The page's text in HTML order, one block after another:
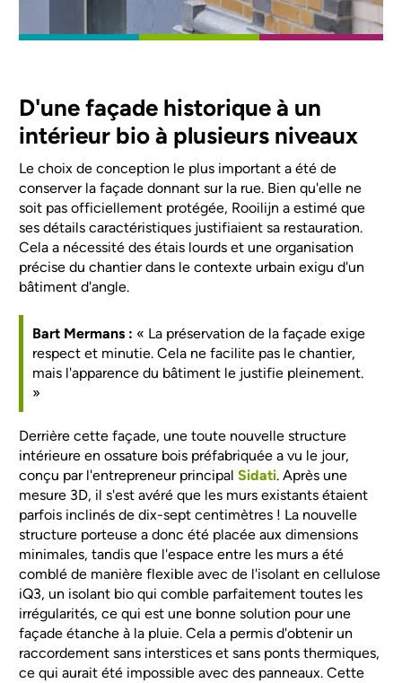
D'une façade historique à un
intérieur bio à plusieurs niveaux
Le choix de conception le plus important a été de
conserver la façade donnant sur la rue. Bien qu'elle ne
soit pas officiellement protégée, Rooilijn a estimé que
ses détails caractéristiques justifiaient sa restauration.
Cela a nécessité des étais lourds et une organisation
précise du chantier dans le contexte urbain exigu d'un
bâtiment d'angle.
Bart Mermans : « La préservation de la façade exige
respect et minutie. Cela ne facilite pas le chantier,
mais l'apparence du bâtiment le justifie pleinement.
»
Derrière cette façade, une toute nouvelle structure
intérieure en ossature bois préfabriquée a vu le jour,
conçu par l'entrepreneur principalSidati. Après une
mesure 3D, il s'est avéré que les murs existants étaient
parfois inclinés de dix-sept centimètres ! La nouvelle
structure porteuse a donc été placée aux dimensions
minimales, tandis que l'espace entre les murs a été
comblé de manière flexible avec de l'isolant en cellulose
iQ3, un isolant bio qui comble parfaitement toutes les
irrégularités, ce qui est une bonne solution pour une
façade étanche à la pluie. Cela a permis d'obtenir un
raccordement sans interstices et sans ponts thermiques,
ce qui aurait été impossible avec des panneaux. Cette